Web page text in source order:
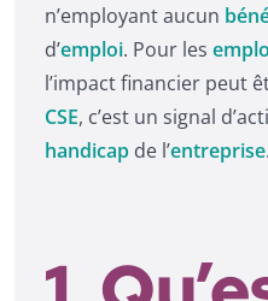
n’employant aucun
d’emploi. Pour les
l’impact financier peut
CSE, c’est un signal
handicap de l’entreprise.